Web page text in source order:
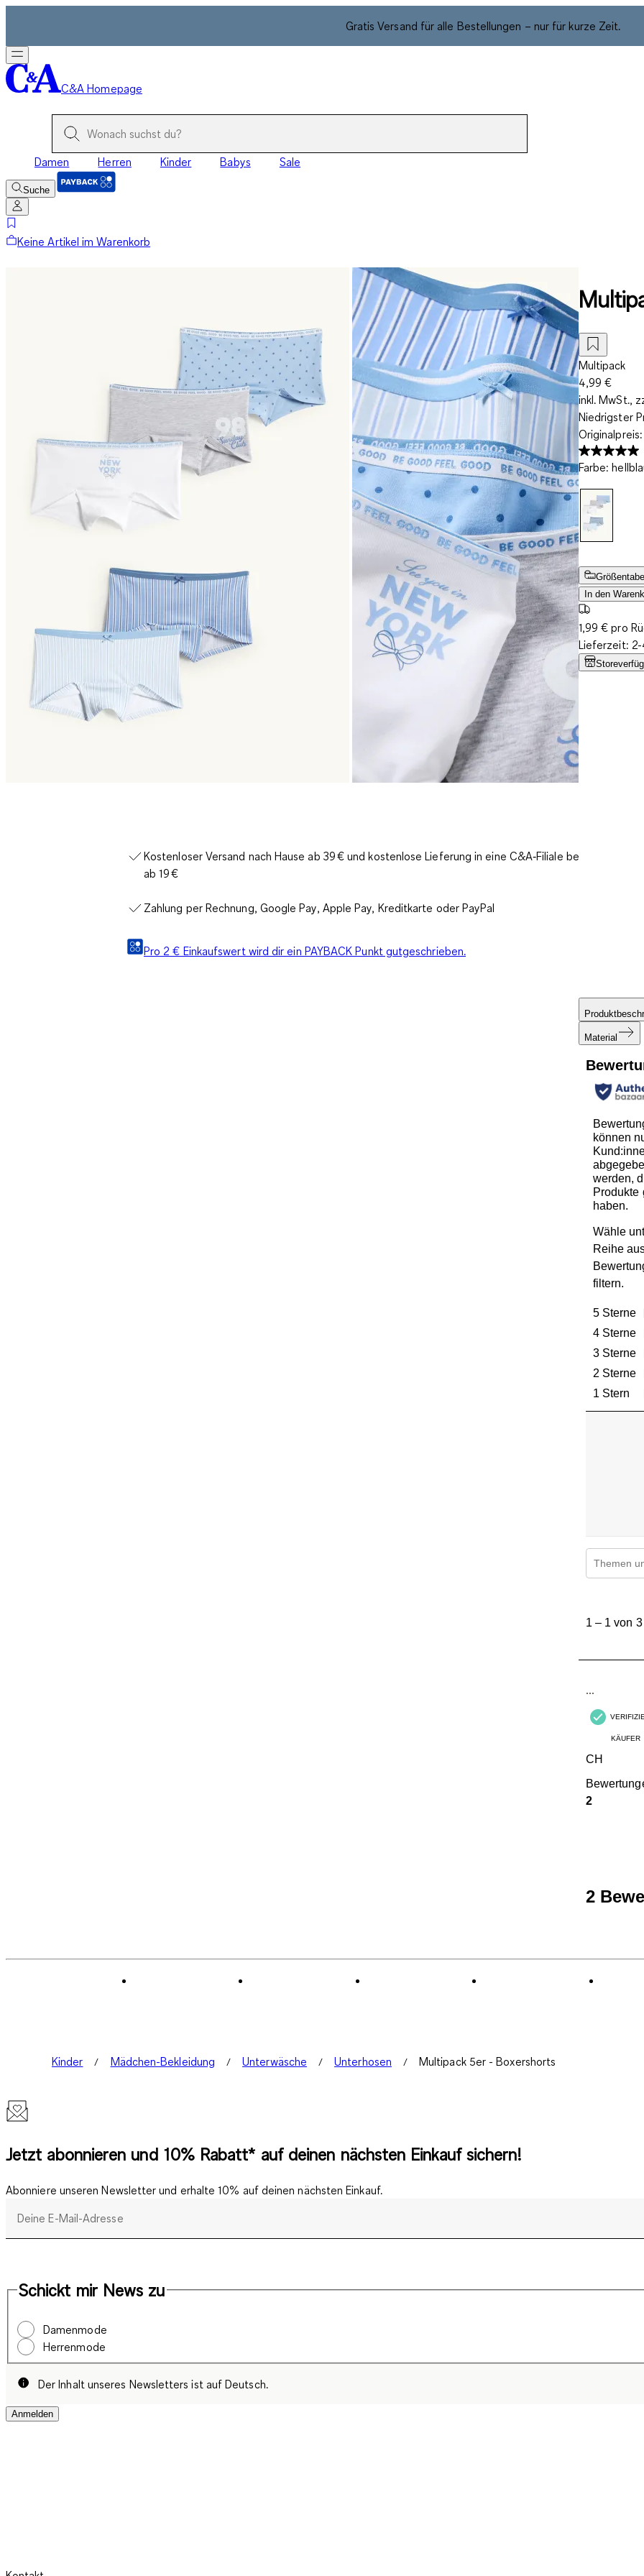
Gratis Versand für alle Bestellungen – nur für kurze Zeit.
C&A Homepage
Damen Herren Kinder Babys Sale
Suche
Keine Artikel im Warenkorb
Kostenloser Versand nach Hause ab 39 € und kostenlose Lieferung in eine C&A‑Filiale bereits
ab 19 €
Zahlung per Rechnung, Google Pay, Apple Pay, Kreditkarte oder PayPal
Pro 2 € Einkaufswert wird dir ein PAYBACK Punkt gutgeschrieben.
Multipack
4,99 €
inkl. MwSt.,
Niedrigster
Originalpreis:
Farbe:
In den
1,99 € pro
Lieferzeit:
Material
können
werden,
Produkte
haben.
Wähle
Reihe
filtern.
5 Sterne
4 Sterne
3 Sterne
2 Sterne
1 Stern
bis1 – 1 von 3
...
KÄUFER
CH
2
2
Kinder Mädchen-Bekleidung Unterwäsche Unterhosen Multipack 5er - Boxershorts
Jetzt abonnieren und 10% Rabatt* auf deinen nächsten Einkauf sichern!
Abonniere unseren Newsletter und erhalte 10% auf deinen nächsten Einkauf.
Deine E-Mail-Adresse
Schickt mir News zu
Damenmode
Herrenmode
Der Inhalt unseres Newsletters ist auf Deutsch.
Anmelden